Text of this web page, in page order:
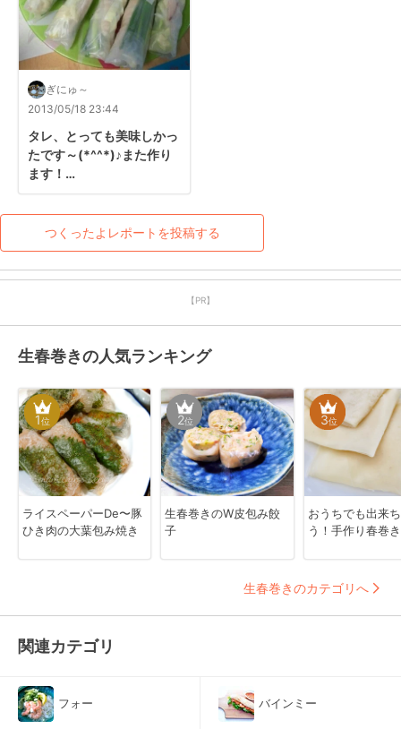
ぎにゅ～
2013/05/18 23:44
タレ、とっても美味しかっ
たです～(*^^*)♪また作り
ます！
^)/
つくったよレポートを投稿する
【PR】
生春巻きの人気ランキング
1位
ライスペーパーDe〜豚
ひき肉の大葉包み焼き
2位
生春巻きのW皮包み餃
子
3位
おうちでも出来
う！手作り春巻
生春巻きのカテゴリへ
関連カテゴリ
フォー バインミー